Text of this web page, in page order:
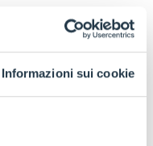
Informazioni sui cookie